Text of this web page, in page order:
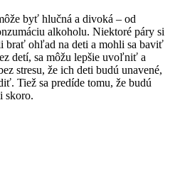
byť hlučná a divoká – od
alkoholu. Niektoré páry si
brať ohľad na deti a mohli sa baviť
detí, sa môžu lepšie uvoľniť a
stresu, že ich deti budú unavené,
Tiež sa predíde tomu, že budú
skoro.